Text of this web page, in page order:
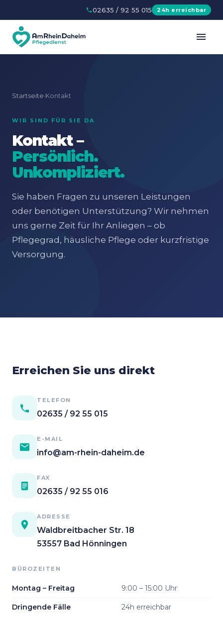
02635 / 92 55 015 24h erreichbar
Startseite›Kontakt
WIR SIND FÜR SIE DA
Kontakt –
Persönlich.
Unkompliziert.
Sie haben Fragen zu unseren Leistungen
oder benötigen Unterstützung? Wir nehmen
uns gerne Zeit für Ihr Anliegen – ob
Pflegegrad, häusliche Pflege oder kurzfristige
Versorgung.
Erreichen Sie uns direkt
TELEFON
02635 / 92 55 015
E-MAIL
info@am-rhein-daheim.de
FAX
02635 / 92 55 016
ADRESSE
Waldbreitbacher Str. 18
53557 Bad Hönningen
BÜROZEITEN
Montag – Freitag 9:00 – 15:00 Uhr
Dringende Fälle 24h erreichbar